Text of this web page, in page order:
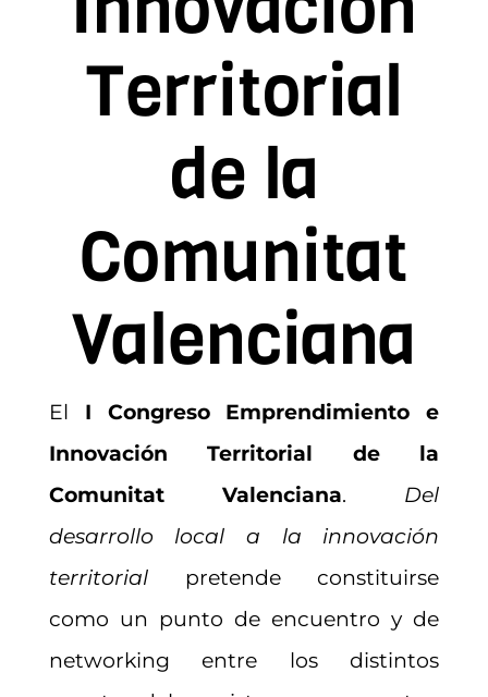
Contacto
Territorial
de la
Comunitat
Valenciana
El I Congreso Emprendimiento e
Innovación Territorial de la
Comunitat Valenciana. Del
desarrollo local a la innovación
territorialpretende constituirse
como un punto de encuentro y de
networking entre los distintos